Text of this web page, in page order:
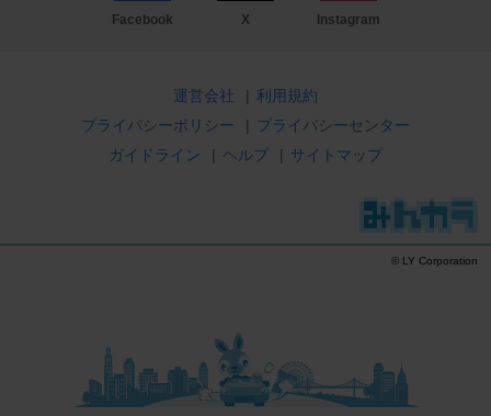
Facebook X Instagram
運営会社 | 利用規約
プライバシーポリシー
| プライバシーセンター
ガイドライン
| ヘルプ | サイトマップ
© LY Corporation